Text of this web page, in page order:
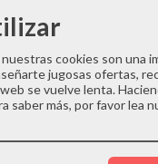
cookies son una
jugosas ofertas,
se vuelve lenta.
saber más, por favor lea